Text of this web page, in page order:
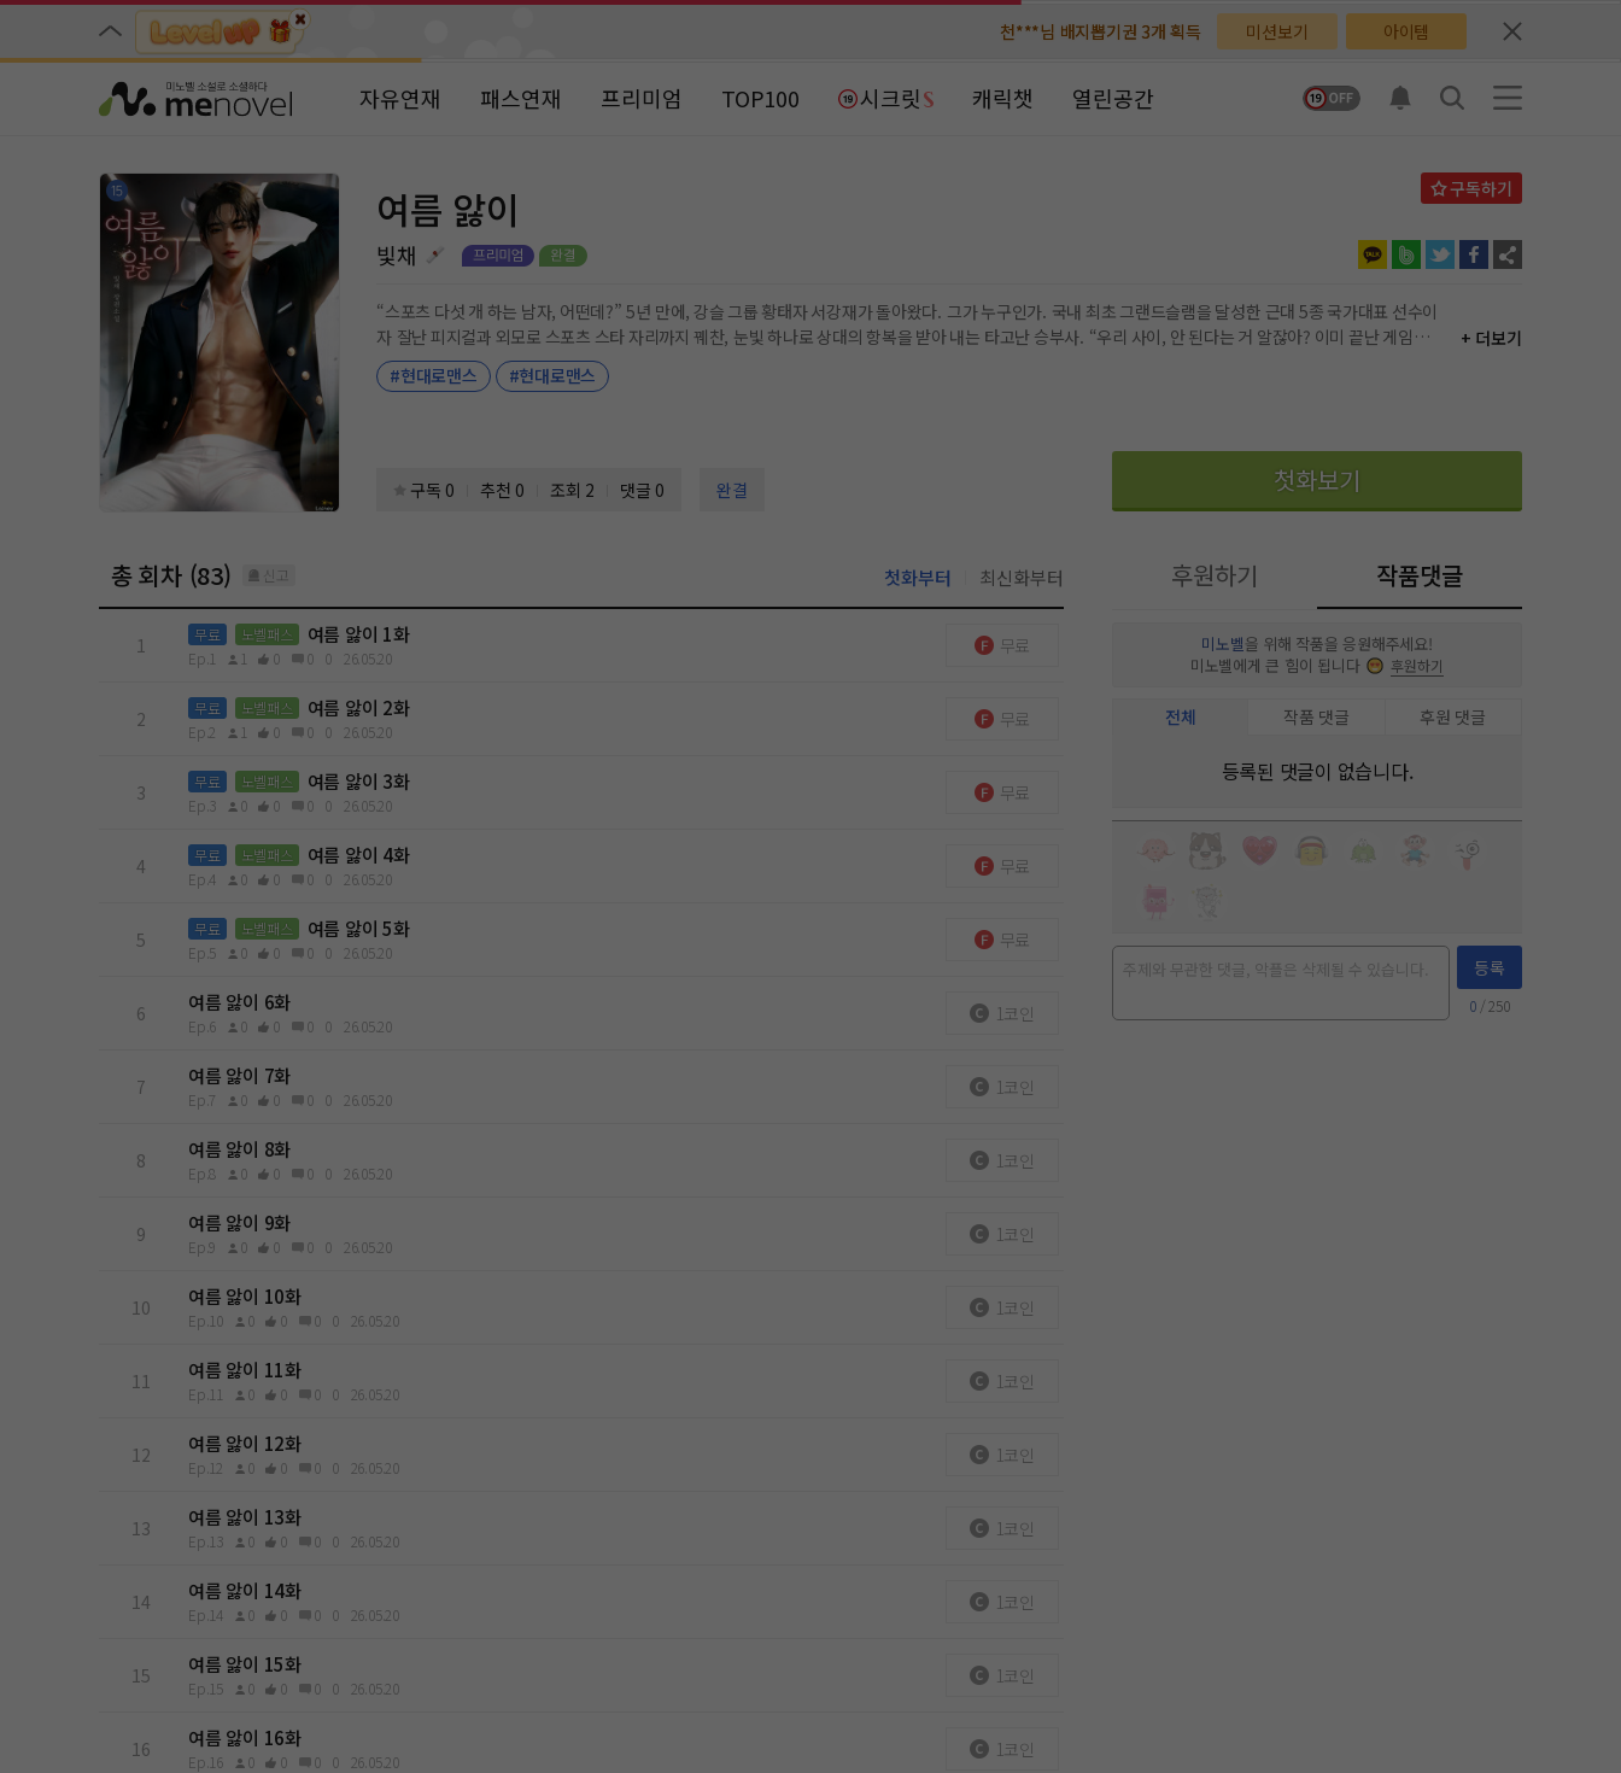
천***님 배지뽑기권 3개 획득
천***님 배지뽑기권 3개 획득
메**님 노벨패스 체험권 3일 획득
메**님 노벨패스 체험권 3일 획득
갈***님 후원10코인 획득
갈***님 후원10코인 획득
미션보기 아이템
자유연재 패스연재 프리미엄 TOP100 시크릿 캐릭챗 열린공간
여름 앓이
빛채
“스포츠 다섯 개 하는 남자, 어떤데?” 5년 만에, 강슬 그룹 황태자 서강재가 돌아왔다. 그가 누구인가. 국내 최초 그랜드슬램을 달성한 근대 5종 국가대표 선수이
자 잘난 피지컬과 외모로 스포츠 스타 자리까지 꿰찬, 눈빛 하나로 상대의 항복을 받아 내는 타고난 승부사. “우리 사이, 안 된다는 거 알잖아? 이미 끝난 게임이
야.” “차선유, 잘 들어. 나한테 끝난 게임은 없어. 한 번 더 도전하면 그만이야.” 그런 그가 미국 호텔 사업을 성공리에 마치고 금의환향하여 돌아왔다. 뼈아픈 상
처만 남긴 첫사랑 차선유의 마음을 얻기 위해! * * * “오늘까지만 하기로 했거든. 말 잘 듣는 아들은.” 바보 같던 과거 따위 뒤엎으면 그만이다. “현우야, 그때처럼
+ 더보기
#현대로맨스
#현대로맨스
구독 0 추천 0 조회 2 댓글 0 완결 첫화보기
총 회차 (83) 신고 첫화부터 최신화부터
1 무료 노벨패스 여름 앓이 1화
Ep.1 1 0 0 0 26.05.20
무료
2 무료 노벨패스 여름 앓이 2화
Ep.2 1 0 0 0 26.05.20
무료
3 무료 노벨패스 여름 앓이 3화
Ep.3 0 0 0 0 26.05.20
무료
4 무료 노벨패스 여름 앓이 4화
Ep.4 0 0 0 0 26.05.20
무료
5 무료 노벨패스 여름 앓이 5화
Ep.5 0 0 0 0 26.05.20
무료
6 여름 앓이 6화
Ep.6 0 0 0 0 26.05.20
1코인
7 여름 앓이 7화
Ep.7 0 0 0 0 26.05.20
1코인
8 여름 앓이 8화
Ep.8 0 0 0 0 26.05.20
1코인
9 여름 앓이 9화
Ep.9 0 0 0 0 26.05.20
1코인
10 여름 앓이 10화
Ep.10 0 0 0 0 26.05.20
1코인
11 여름 앓이 11화
Ep.11 0 0 0 0 26.05.20
1코인
12 여름 앓이 12화
Ep.12 0 0 0 0 26.05.20
1코인
13 여름 앓이 13화
Ep.13 0 0 0 0 26.05.20
1코인
14 여름 앓이 14화
Ep.14 0 0 0 0 26.05.20
1코인
15 여름 앓이 15화
Ep.15 0 0 0 0 26.05.20
1코인
16 여름 앓이 16화
Ep.16 0 0 0 0 26.05.20
1코인
후원하기 작품댓글
미노벨을 위해 작품을 응원해주세요!
미노벨에게 큰 힘이 됩니다
후원하기
전체 작품 댓글 후원 댓글
등록된 댓글이 없습니다.
등록
0 / 250